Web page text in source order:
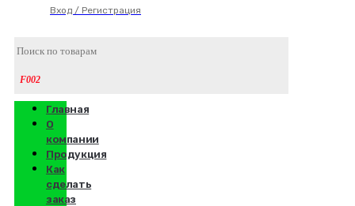
Вход / Регистрация
Главная
О
компании
Продукция
Как
сделать
заказ